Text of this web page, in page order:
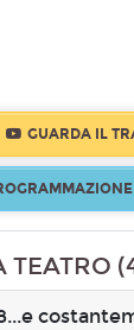
TEATRO
GUARDA IL